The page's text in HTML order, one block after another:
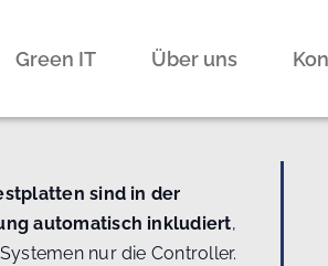
Green IT Über uns
sind in der
automatisch inkludiert,
nur die Controller.